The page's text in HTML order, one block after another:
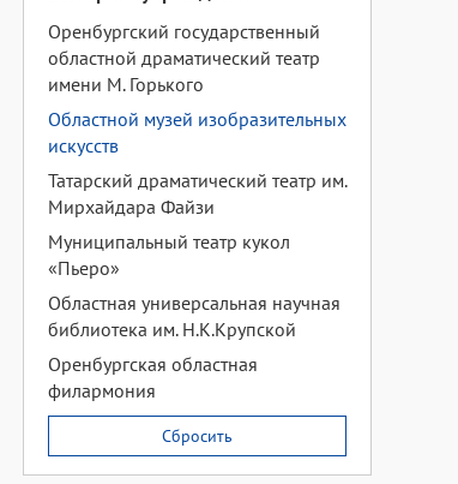
Оренбургский государственный
областной драматический театр
имени М. Горького
Областной музей изобразительных
искусств
Татарский драматический театр им.
Мирхайдара Файзи
Муниципальный театр кукол
«Пьеро»
Областная универсальная научная
библиотека им. Н.К.Крупской
Оренбургская областная
филармония
Сбросить